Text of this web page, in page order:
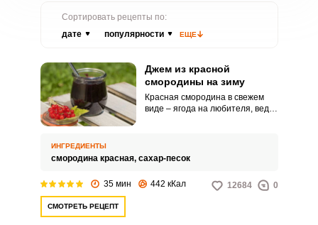
Сортировать рецепты по:
дате
популярности ЕЩЕ
Джем из красной
смородины на зиму
Красная смородина в свежем
виде – ягода на любителя, ведь
преображается.
ИНГРЕДИЕНТЫ
смородина красная, сахар-песок
35 мин 442 кКал 12684 0
СМОТРЕТЬ РЕЦЕПТ